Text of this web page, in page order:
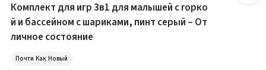
Комплект для игр 3в1 для малышей с горко
й и бассейном с шариками, пинт серый – От
личное состояние
Почти Как Новый